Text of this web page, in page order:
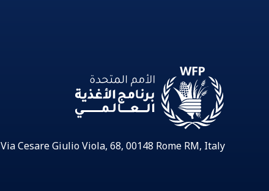
Via Cesare Giulio Viola, 68, 00148 Rome RM, Italy